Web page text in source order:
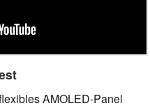
AMOLED-Panel